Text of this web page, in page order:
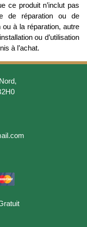
ce produit n’inclut pas
de réparation ou de
ou à la réparation, autre
ou d’utilisation
à l’achat.